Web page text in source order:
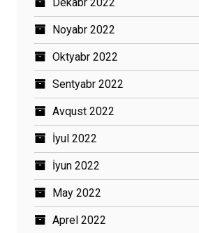
Noyabr 2022
Oktyabr 2022
Sentyabr 2022
Avqust 2022
İyul 2022
İyun 2022
May 2022
Aprel 2022